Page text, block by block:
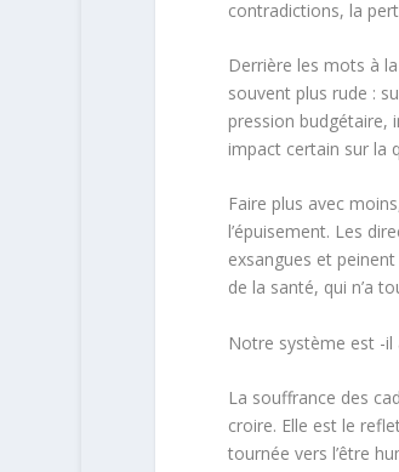
contradictions, la
Derrière les mots à
souvent plus rude :
pression budgétaire,
impact certain sur la
Faire plus avec
l’épuisement. Les
exsangues et
de la santé, qui n’a
Notre système est -
La souffrance des
croire. Elle est le
tournée vers l’être